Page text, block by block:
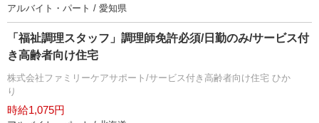
アルバイト・パート / 愛知県
「福祉調理スタッフ」調理師免許必須/日勤のみ/サービス付
き高齢者向け住宅
株式会社ファミリーケアサポート/サービス付き高齢者向け住宅 ひか
り
時給1,075円